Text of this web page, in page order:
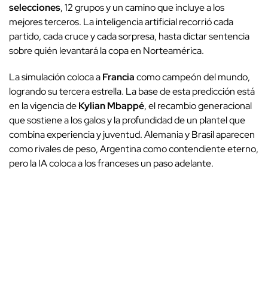
selecciones, 12 grupos y un camino que incluye a los
mejores terceros. La inteligencia artificial recorrió cada
partido, cada cruce y cada sorpresa, hasta dictar sentencia
sobre quién levantará la copa en Norteamérica.
La simulación coloca aFranciacomo campeón del mundo,
logrando su tercera estrella. La base de esta predicción está
en la vigencia deKylian Mbappé, el recambio generacional
que sostiene a los galos y la profundidad de un plantel que
combina experiencia y juventud. Alemania y Brasil aparecen
como rivales de peso, Argentina como contendiente eterno,
pero la IA coloca a los franceses un paso adelante.